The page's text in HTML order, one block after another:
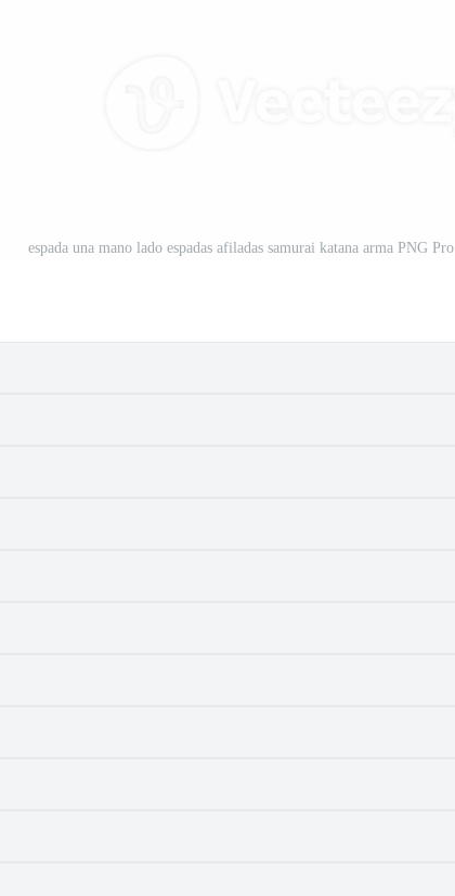
espada una mano lado espadas afiladas samurai katana arma PNG Pro